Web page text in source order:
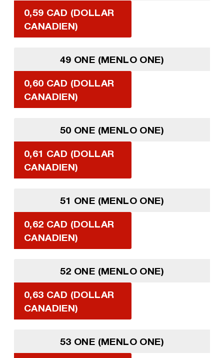
0,59 CAD (DOLLAR
CANADIEN)
49 ONE (MENLO ONE)
0,60 CAD (DOLLAR
CANADIEN)
50 ONE (MENLO ONE)
0,61 CAD (DOLLAR
CANADIEN)
51 ONE (MENLO ONE)
0,62 CAD (DOLLAR
CANADIEN)
52 ONE (MENLO ONE)
0,63 CAD (DOLLAR
CANADIEN)
53 ONE (MENLO ONE)